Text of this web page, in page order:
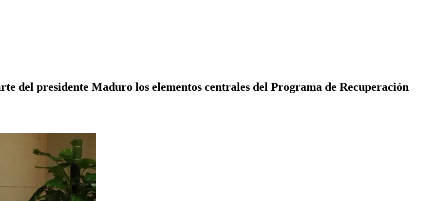
del presidente Maduro los elementos centrales del Programa de Recuperación